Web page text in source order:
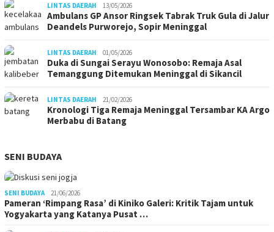
LINTAS DAERAH 13/05/2026
Ambulans GP Ansor Ringsek Tabrak Truk Gula di Jalur
Deandels Purworejo, Sopir Meninggal
LINTAS DAERAH 01/05/2026
Duka di Sungai Serayu Wonosobo: Remaja Asal
Temanggung Ditemukan Meninggal di Sikancil
LINTAS DAERAH 21/02/2026
Kronologi Tiga Remaja Meninggal Tersambar KA Argo
Merbabu di Batang
SENI BUDAYA
SENI BUDAYA 21/06/2026
Pameran ‘Rimpang Rasa’ di Kiniko Galeri: Kritik Tajam untuk
Yogyakarta yang Katanya Pusat …